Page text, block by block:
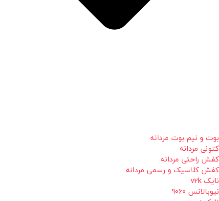
بوت و نیم بوت مردانه
کتونی مردانه
کفش راحتی مردانه
کفش کلاسیک و رسمی مردانه
نایک v2k
نیوبالانس 9060